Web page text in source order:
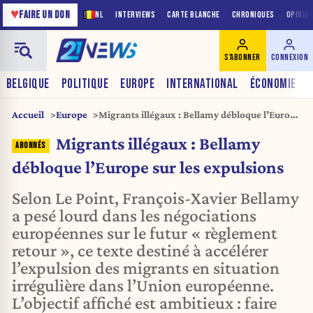
NL INTERVIEWS CARTE BLANCHE CHRONIQUES
♥FAIRE UN DON
BELGIQUE POLITIQUE EUROPE INTERNATIONAL ÉCONOMIE
S'ABONNER CONNEXION
Accueil Europe
Migrants illégaux : Bellamy débloque l’Europe
Migrants illégaux : Bellamy
débloque l’Europe sur les expulsions
Selon Le Point, François-Xavier Bellamy
a pesé lourd dans les négociations
européennes sur le futur « règlement
retour », ce texte destiné à accélérer
l’expulsion des migrants en situation
irrégulière dans l’Union européenne.
L’objectif affiché est ambitieux : faire